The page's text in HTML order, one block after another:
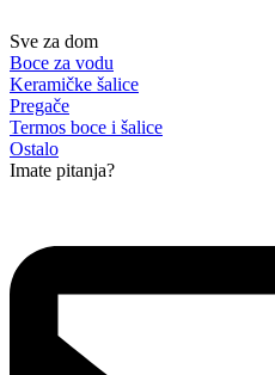
Sve za dom
Boce za vodu
Keramičke šalice
Pregače
Termos boce i šalice
Ostalo
Imate pitanja?